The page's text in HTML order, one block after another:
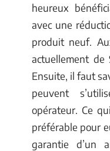
heureux
avec une
produit neuf.
actuellement
Ensuite, il faut
peuvent
opérateur. Ce
préférable pour
garantie d’un